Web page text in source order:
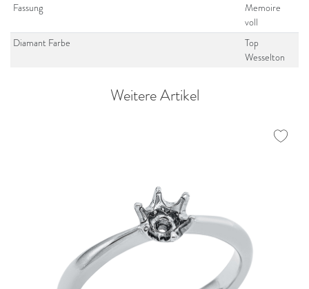
Fassung
Memoire
voll
Diamant Farbe
Top
Wesselton
Weitere Artikel